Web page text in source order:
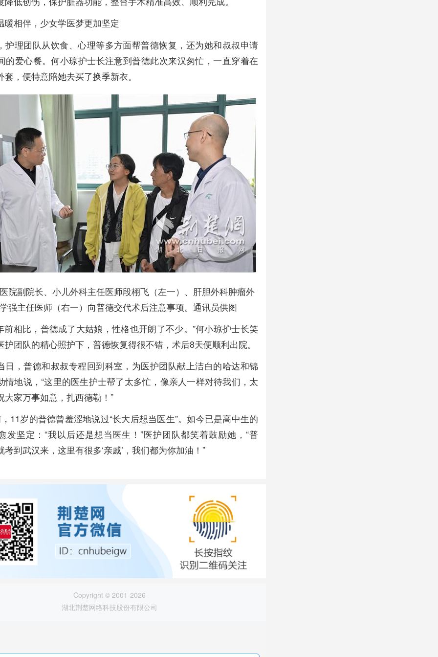
暖相伴，少女学医梦更加坚定
护理团队从饮食、心理等多方面帮普德恢复，还为她和叔叔申请
的爱心餐。何小琼护士长注意到普德此次来汉匆忙，一直穿着在
套，便特意陪她去买了换季新衣。
院副院长、小儿外科主任医师段栩飞（左一）、肝胆外科肿瘤外
强主任医师（右一）向普德交代术后注意事项。通讯员供图
前相比，普德成了大姑娘，性格也开朗了不少。”何小琼护士长笑
护团队的精心照护下，普德恢复得很不错，术后8天便顺利出院。
日，普德和叔叔专程回到科室，为医护团队献上洁白的哈达和锦
情地说，“这里的医生护士帮了太多忙，像亲人一样对待我们，太
大家万事如意，扎西德勒！”
11岁的普德曾羞涩地说过“长大后想当医生”。如今已是高中生的
发坚定：“我以后还是想当医生！”医护团队都笑着鼓励她，“普
考到武汉来，这里有很多‘亲戚’，我们都为你加油！”
Copyright © 2001-2026
湖北荆楚网络科技股份有限公司